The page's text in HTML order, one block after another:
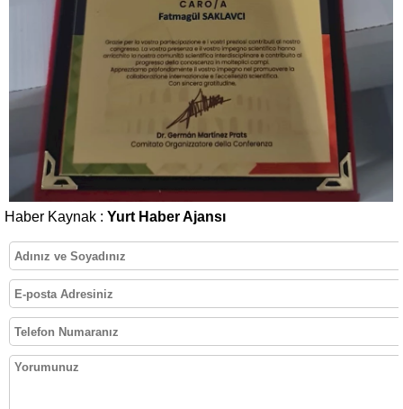
Haber Kaynak : Yurt Haber Ajansı